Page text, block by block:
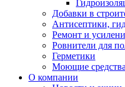
Добавки в
Антисептики,
Ремонт и
Ровнители для
Герметики
Моющие средства
О компании